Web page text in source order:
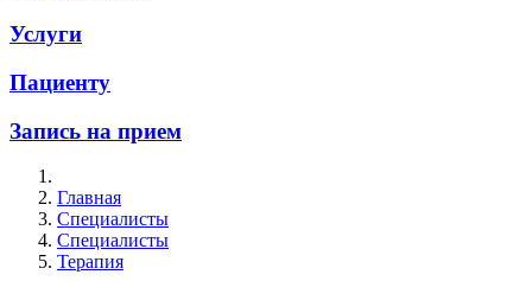
Услуги
Пациенту
Запись на прием
Главная
Специалисты
Специалисты
Терапия